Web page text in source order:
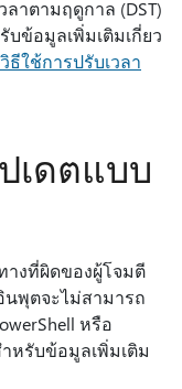
าตามฤดูกาล (DST)
บข้อมูลเพิ่มเติมเกี่ยว
ใช้การปรับเวลา
เดตแบบ
างที่ผิดของผู้โจมตี
นพุตจะไม่สามารถ
หรือ
าหรับข้อมูลเพิ่มเติม